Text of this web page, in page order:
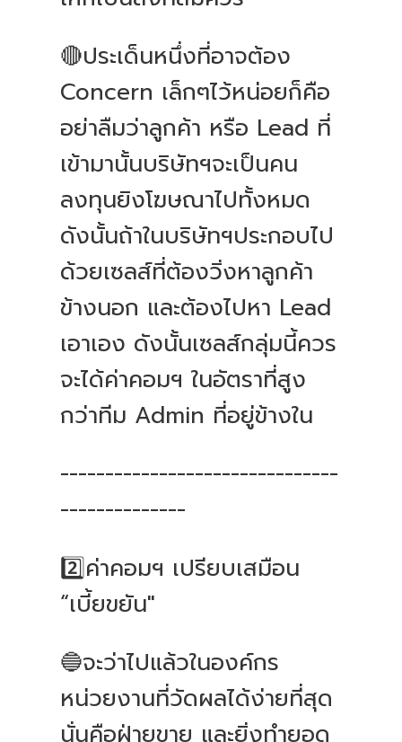
🔴ประเด็นหนึ่งที่อาจต้อง
Concern เล็กๆไว้หน่อยก็คือ
อย่าลืมว่าลูกค้า หรือ Lead ที่
เข้ามานั้นบริษัทฯจะเป็นคน
ลงทุนยิงโฆษณาไปทั้งหมด
ดังนั้นถ้าในบริษัทฯประกอบไป
ด้วยเซลส์ที่ต้องวิ่งหาลูกค้า
ข้างนอก และต้องไปหา Lead
เอาเอง ดังนั้นเซลส์กลุ่มนี้ควร
จะได้ค่าคอมฯ ในอัตราที่สูง
กว่าทีม Admin ที่อยู่ข้างใน
-------------------------------
--------------
2️⃣ค่าคอมฯ เปรียบเสมือน
“เบี้ยขยัน"
🔵จะว่าไปแล้วในองค์กร
หน่วยงานที่วัดผลได้ง่ายที่สุด
นั่นคือฝ่ายขาย และยิ่งทำยอด